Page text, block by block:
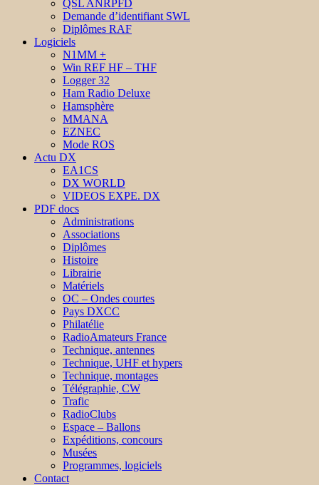
QSL ANRPFD
Demande d’identifiant SWL
Diplômes RAF
Logiciels
N1MM +
Win REF HF – THF
Logger 32
Ham Radio Deluxe
Hamsphère
MMANA
EZNEC
Mode ROS
Actu DX
EA1CS
DX WORLD
VIDEOS EXPE. DX
PDF docs
Administrations
Associations
Diplômes
Histoire
Librairie
Matériels
OC – Ondes courtes
Pays DXCC
Philatélie
RadioAmateurs France
Technique, antennes
Technique, UHF et hypers
Technique, montages
Télégraphie, CW
Trafic
RadioClubs
Espace – Ballons
Expéditions, concours
Musées
Programmes, logiciels
Contact